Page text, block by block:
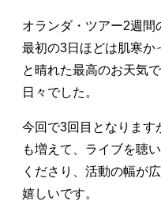
プロフィール
演奏依頼
オランダ・ツアー2週間
最初の3日ほどは肌寒か
と晴れた最高のお天気
日々でした。
今回で3回目となります
も増えて、ライブを聴
くださり、活動の幅が
嬉しいです。